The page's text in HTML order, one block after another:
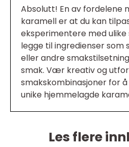
Absolutt! En av fordelene
karamell er at du kan
eksperimentere med ulike
legge til ingredienser som
eller andre
smak. Vær kreativ og
smakskombinasjoner for
unike hjemmelagde
Les flere